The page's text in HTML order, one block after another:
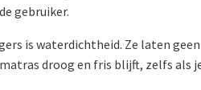
gebruiker.
is waterdichtheid. Ze laten
droog en fris blijft, zelfs als